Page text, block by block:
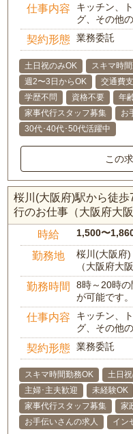
仕事内容
キッチン、
グ、その他
契約形態 業務委託
土日祝のみOK スキマ時
週2〜3日からOK
交通費
学歴不問
資格不要 年
家事代行スタッフ募集
お
30代･40代･50代活躍中
この
桜川(大阪府)駅から徒
行のお仕事（大阪府大阪
時給 1,500〜
勤務地
桜川(大阪府
（大阪府大
勤務時間
8時～20時
が可能です
仕事内容
キッチン、
グ、その他
契約形態 業務委託
スキマ時間勤務OK 土日
主婦･主夫歓迎
未経験OK
家事代行スタッフ募集
家
お手伝いさんの求人
イン